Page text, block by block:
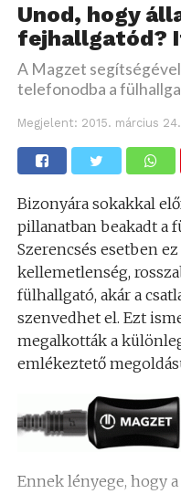
Unod, hogy
fejhallgatód?
A Magzet
telefonodba a
Megjelent: 2015. március
Bizonyára sokakkal
pillanatban beakadt a
Szerencsés esetben
kellemetlenség,
fülhallgató, akár a
szenvedhet el. Ezt
megalkották a
emlékeztető
Ennek lényege, hogy